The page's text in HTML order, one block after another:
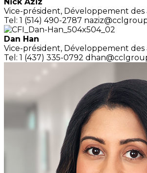
Vice-président, Développement des
Tel: 1 (514) 490-2787
Dan Han
Vice-président, Développement des
Tel: 1 (437) 335-0792